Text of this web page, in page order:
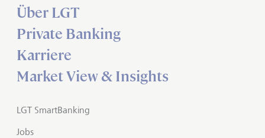
Über LGT
Private Banking
Karriere
Market View & Insights
LGT SmartBanking
Jobs